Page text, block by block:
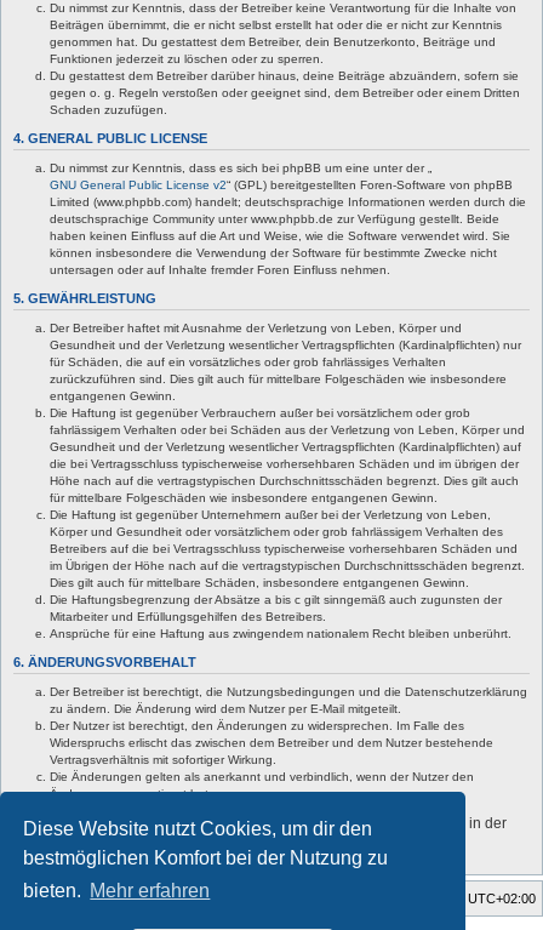
Diese Website nutzt Cookies, um dir den
bestmöglichen Komfort bei der Nutzung zu
bieten. Mehr erfahren
Du nimmst zur Kenntnis, dass der Betreiber keine Verantwortung für die Inhalte von
Beiträgen übernimmt, die er nicht selbst erstellt hat oder die er nicht zur Kenntnis
genommen hat. Du gestattest dem Betreiber, dein Benutzerkonto, Beiträge und
Funktionen jederzeit zu löschen oder zu sperren.
Du gestattest dem Betreiber darüber hinaus, deine Beiträge abzuändern, sofern sie
gegen o. g. Regeln verstoßen oder geeignet sind, dem Betreiber oder einem Dritten
Schaden zuzufügen.
4. GENERAL PUBLIC LICENSE
Du nimmst zur Kenntnis, dass es sich bei phpBB um eine unter der „
GNU General Public License v2“ (GPL) bereitgestellten Foren-Software von phpBB
Limited (www.phpbb.com) handelt; deutschsprachige Informationen werden durch die
deutschsprachige Community unter www.phpbb.de zur Verfügung gestellt. Beide
haben keinen Einfluss auf die Art und Weise, wie die Software verwendet wird. Sie
können insbesondere die Verwendung der Software für bestimmte Zwecke nicht
untersagen oder auf Inhalte fremder Foren Einfluss nehmen.
5. GEWÄHRLEISTUNG
Der Betreiber haftet mit Ausnahme der Verletzung von Leben, Körper und
Gesundheit und der Verletzung wesentlicher Vertragspflichten (Kardinalpflichten) nur
für Schäden, die auf ein vorsätzliches oder grob fahrlässiges Verhalten
zurückzuführen sind. Dies gilt auch für mittelbare Folgeschäden wie insbesondere
entgangenen Gewinn.
Die Haftung ist gegenüber Verbrauchern außer bei vorsätzlichem oder grob
fahrlässigem Verhalten oder bei Schäden aus der Verletzung von Leben, Körper und
Gesundheit und der Verletzung wesentlicher Vertragspflichten (Kardinalpflichten) auf
die bei Vertragsschluss typischerweise vorhersehbaren Schäden und im übrigen der
Höhe nach auf die vertragstypischen Durchschnittsschäden begrenzt. Dies gilt auch
für mittelbare Folgeschäden wie insbesondere entgangenen Gewinn.
Die Haftung ist gegenüber Unternehmern außer bei der Verletzung von Leben,
Körper und Gesundheit oder vorsätzlichem oder grob fahrlässigem Verhalten des
Betreibers auf die bei Vertragsschluss typischerweise vorhersehbaren Schäden und
im Übrigen der Höhe nach auf die vertragstypischen Durchschnittsschäden begrenzt.
Dies gilt auch für mittelbare Schäden, insbesondere entgangenen Gewinn.
Die Haftungsbegrenzung der Absätze a bis c gilt sinngemäß auch zugunsten der
Mitarbeiter und Erfüllungsgehilfen des Betreibers.
Ansprüche für eine Haftung aus zwingendem nationalem Recht bleiben unberührt.
6. ÄNDERUNGSVORBEHALT
Der Betreiber ist berechtigt, die Nutzungsbedingungen und die Datenschutzerklärung
zu ändern. Die Änderung wird dem Nutzer per E-Mail mitgeteilt.
Der Nutzer ist berechtigt, den Änderungen zu widersprechen. Im Falle des
Widerspruchs erlischt das zwischen dem Betreiber und dem Nutzer bestehende
Vertragsverhältnis mit sofortiger Wirkung.
Die Änderungen gelten als anerkannt und verbindlich, wenn der Nutzer den
Änderungen zugestimmt hat.
Informationen über den Umgang mit deinen persönlichen Daten sind in der
Startseite Foren-Übersicht UTC+02:00